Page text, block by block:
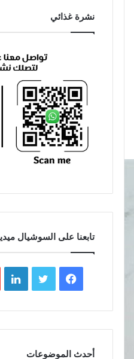
نشرة غذائي
تابعنا على السوشيال
فيسبوكتويتر
أحدث الموضوعات